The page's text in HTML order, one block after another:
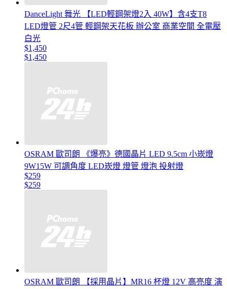
DanceLight 舞光 【LED輕鋼架燈2入 40W】含4支T8
LED燈管 2尺4管 輕鋼架天花板 辦公室 商業空間 全電壓
白光
$1,450
$1,450
OSRAM 歐司朗 《爆亮》德國晶片 LED 9.5cm 小崁燈
9W15W 可調角度 LED崁燈 燈管 燈泡 投射燈
$259
$259
OSRAM 歐司朗 【採用晶片】MR16 杯燈 12V 高亮度 演